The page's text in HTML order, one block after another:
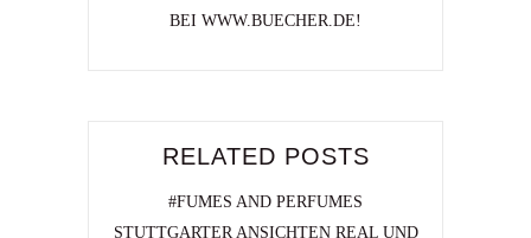
BEI WWW.BUECHER.DE!
RELATED POSTS
#FUMES AND PERFUMES
STUTTGARTER ANSICHTEN REAL UND